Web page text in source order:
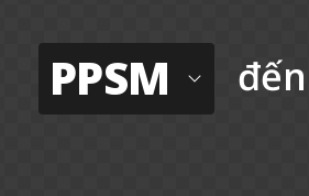
PPSM đến